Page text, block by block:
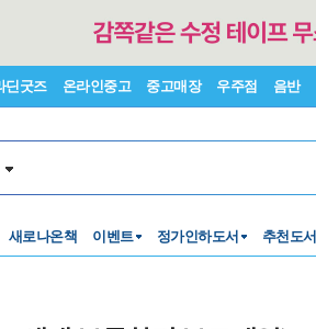
딘굿즈 온라인중고 중고매장 우주점 음반
새로나온책 이벤트 정가인하도서 추천도서